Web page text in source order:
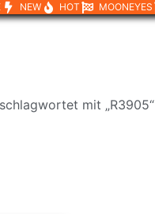
NEW HOT MOONEYES
mit „R3905“